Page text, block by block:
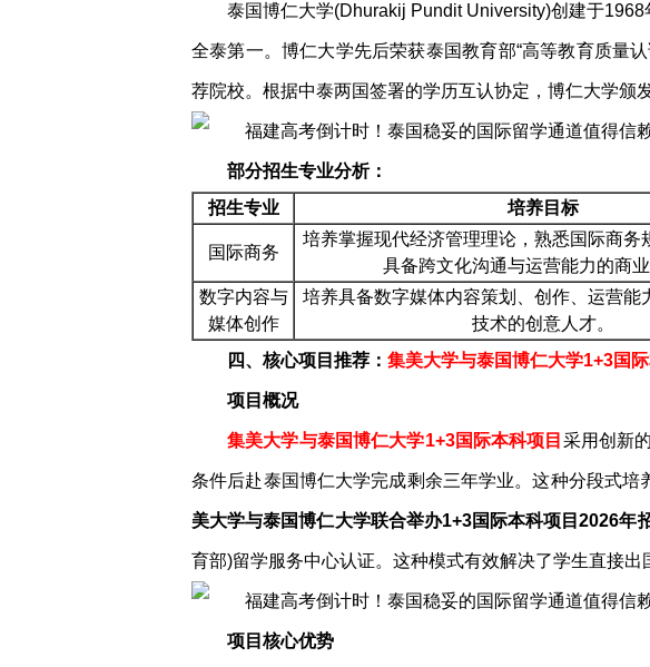
泰国博仁大学(Dhurakij Pundit University)创建于
全泰第一。博仁大学先后荣获泰国教育部“高等教育质量
荐院校。根据中泰两国签署的学历互认协定，博仁大学颁
部分招生专业分析：
招生专业
培养目标
国际商务
培养掌握现代经济管理理论，熟悉国际商务
具备跨文化沟通与运营能力的商业
数字内容与
媒体创作
培养具备数字媒体内容策划、创作、运营能
技术的创意人才。
四、核心项目推荐： 集美大学与泰国博仁大学1+3国际
项目概况
集美大学与泰国博仁大学1+3国际本科项目 采用创新
条件后赴泰国博仁大学完成剩余三年学业。这种分段式
美大学与泰国博仁大学联合举办1+3国际本科项目2026年
育部)留学服务中心认证。这种模式有效解决了学生直接
项目核心优势